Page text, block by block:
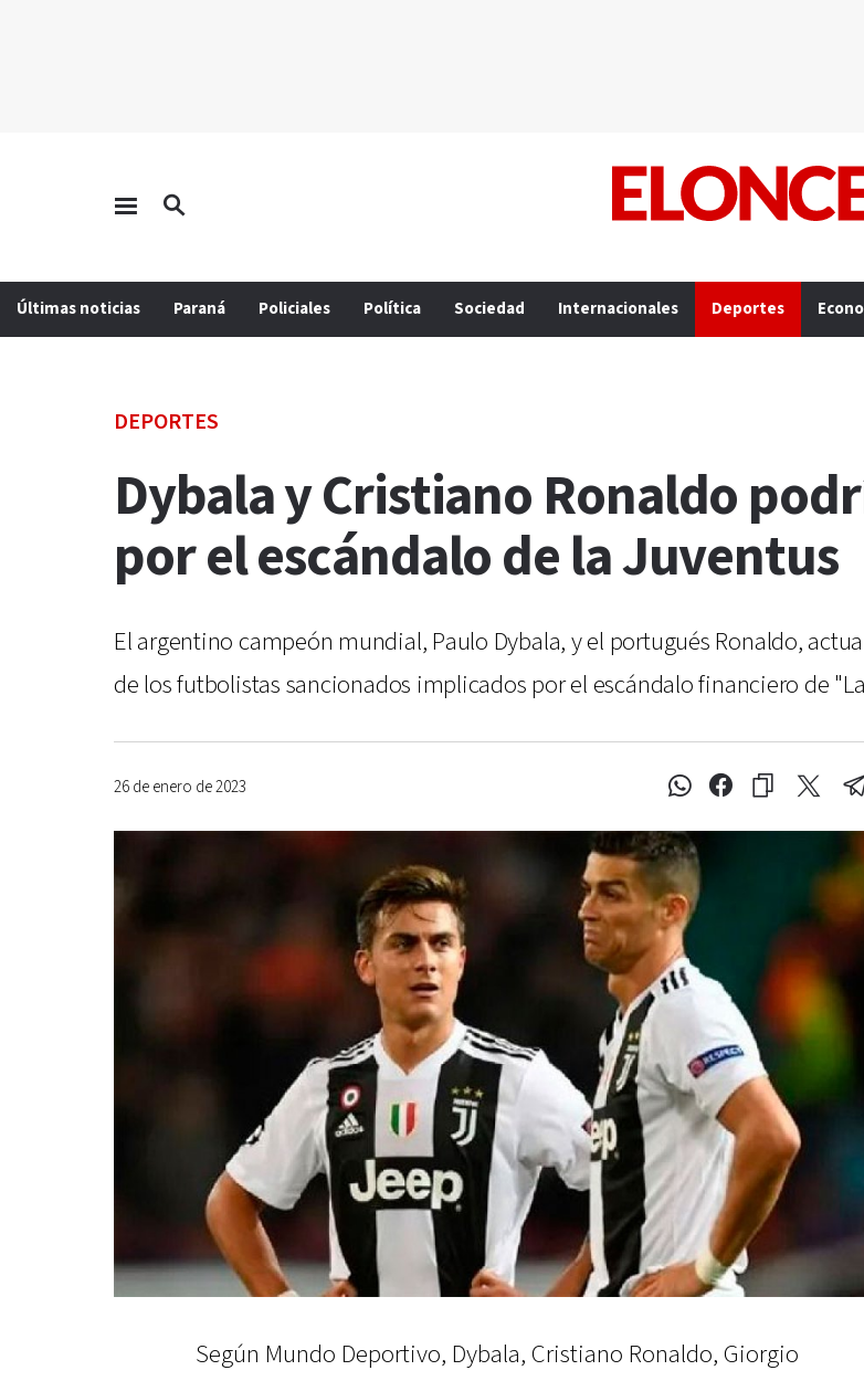
Últimas noticias Paraná Policiales Política Sociedad Internacionales Deportes
DEPORTES
Dybala y Cristiano Ronaldo
por el escándalo de la Juventus
El argentino campeón mundial, Paulo Dybala, y el portugués Ronaldo,
de los futbolistas sancionados implicados por el escándalo financiero de
26 de enero de 2023
Según Mundo Deportivo, Dybala, Cristiano Ronaldo, Giorgio